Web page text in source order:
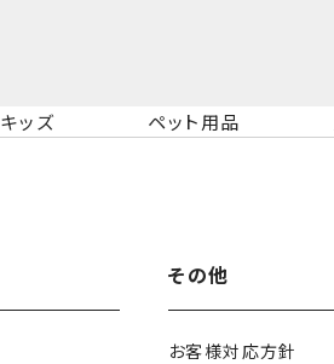
キッズ ペット用品
その他
お客様対応方針